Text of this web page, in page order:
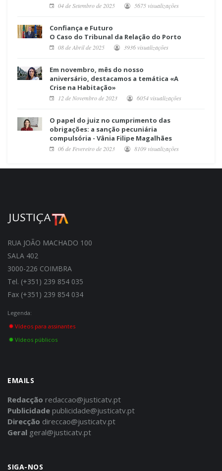
04 de Setembro de 2025 5675 visualizações
Confiança e Futuro
O Caso do Tribunal da Relação do Porto
08 de Abril de 2025 3936 visualizações
Em novembro, mês do nosso
aniversário, destacamos a temática «A
Crise na Habitação»
12 de Novembro de 2023 6054 visualizações
O papel do juiz no cumprimento das
obrigações: a sanção pecuniária
compulsória - Vânia Filipe Magalhães
06 de Fevereiro de 2023 8109 visualizações
RUA JOÃO MACHADO 100
SALA 402
3000-226 COIMBRA
Tel. (+351) 239 854 035
Fax (+351) 239 854 034
Legenda:
Vídeos para assinantes
Vídeos públicos
EMAILS
Redacção redaccao@justicatv.pt
Publicidade publicidade@justicatv.pt
Direcção direccao@justicatv.pt
Geral geral@justicatv.pt
SIGA-NOS